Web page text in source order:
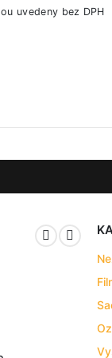
uvedeny bez DPH